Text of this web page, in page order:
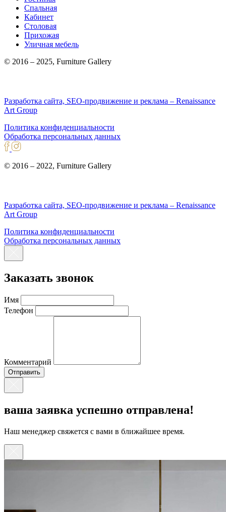
Спальная
Кабинет
Столовая
Прихожая
Уличная мебель
© 2016 – 2025, Furniture Gallery
Разработка сайта, SEO-продвижение и реклама – Renaissance
Art Group
Политика конфиденциальности
Обработка персональных данных
© 2016 – 2022, Furniture Gallery
Разработка сайта, SEO-продвижение и реклама – Renaissance
Art Group
Политика конфиденциальности
Обработка персональных данных
Заказать звонок
Имя
Телефон
Комментарий
ваша заявка успешно отправлена!
Наш менеджер свяжется с вами в ближайшее время.